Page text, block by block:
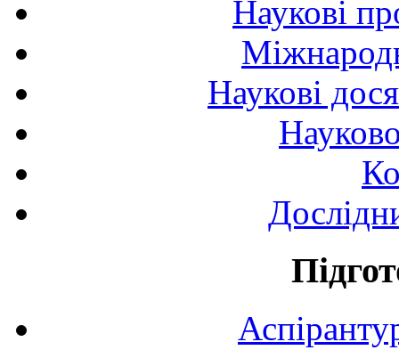
Наукові
Наукові